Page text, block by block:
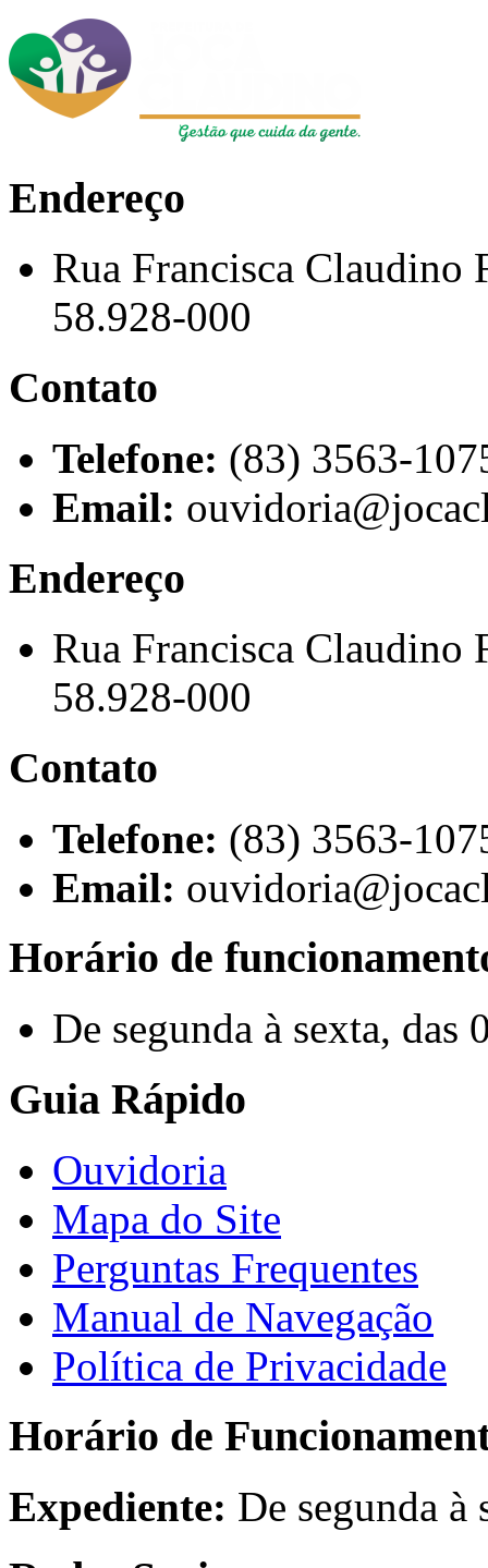
Endereço
Rua Francisca Claudino
58.928-000
Contato
Telefone: (83) 3563-
Email:
Endereço
Rua Francisca Claudino
58.928-000
Contato
Telefone: (83) 3563-
Email:
Horário de
De segunda à sexta, das
Guia Rápido
Ouvidoria
Mapa do Site
Perguntas Frequentes
Manual de Navegação
Política de Privacidade
Horário de
Expediente: De segunda à